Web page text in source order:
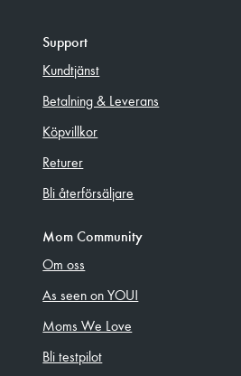
Support
Kundtjänst
Betalning & Leverans
Köpvillkor
Returer
Bli återförsäljare
Mom Community
Om oss
As seen on YOU!
Moms We Love
Bli testpilot